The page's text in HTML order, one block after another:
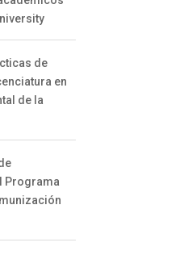
de
en
de la
Programa